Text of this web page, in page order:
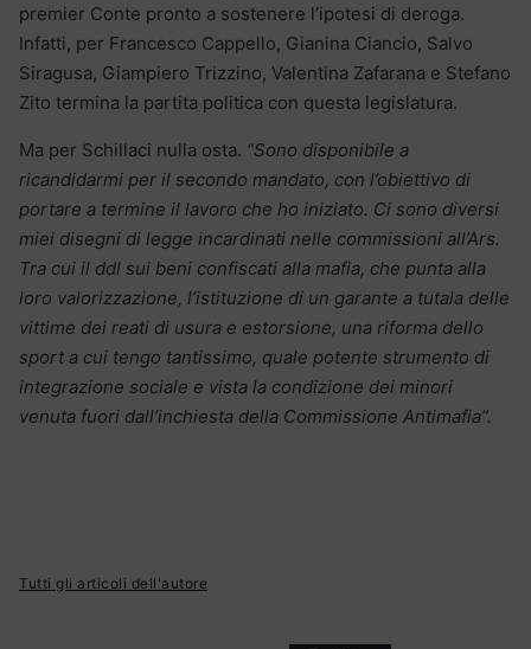
premier Conte pronto a sostenere l’ipotesi di deroga.
Infatti, per Francesco Cappello, Gianina Ciancio, Salvo
Siragusa, Giampiero Trizzino, Valentina Zafarana e Stefano
Zito termina la partita politica con questa legislatura.
Ma per Schillaci nulla osta. “Sono disponibile a
ricandidarmi per il secondo mandato, con l’obiettivo di
portare a termine il lavoro che ho iniziato. Ci sono diversi
miei disegni di legge incardinati nelle commissioni all’Ars.
Tra cui il ddl sui beni confiscati alla mafia, che punta alla
loro valorizzazione, l’istituzione di un garante a tutala delle
vittime dei reati di usura e estorsione, una riforma dello
sport a cui tengo tantissimo, quale potente strumento di
integrazione sociale e vista la condizione dei minori
venuta fuori dall’inchiesta della Commissione Antimafia”.
Tutti gli articoli dell'autore